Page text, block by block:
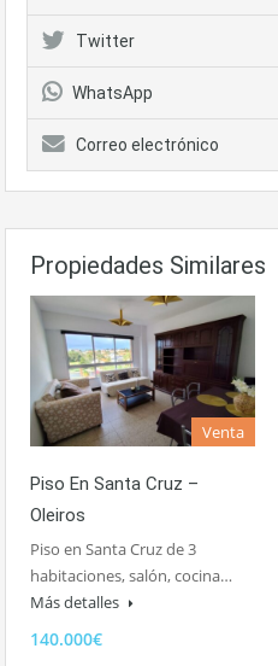
Twitter
WhatsApp
Correo electrónico
Propiedades Similares
Venta
Piso En Santa Cruz –
Oleiros
Piso en Santa Cruz de 3
habitaciones, salón, cocina…
Más detalles
140.000€